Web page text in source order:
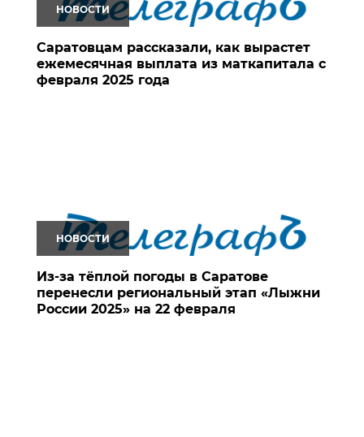
НОВОСТИ
Саратовцам рассказали, как вырастет
ежемесячная выплата из маткапитала с
февраля 2025 года
НОВОСТИ
Из-за тёплой погоды в Саратове
перенесли региональный этап «Лыжни
России 2025» на 22 февраля